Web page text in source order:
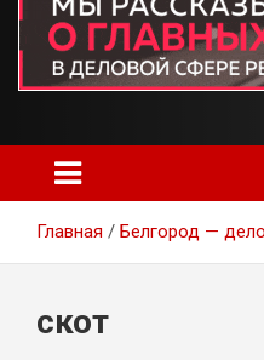
Главная Белгород —
скот